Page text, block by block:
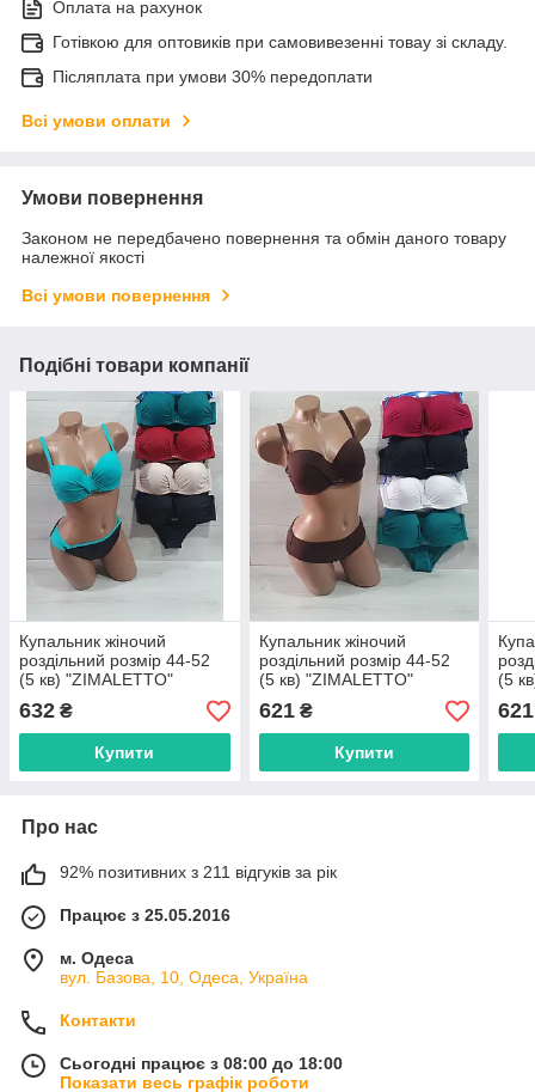
Оплата на рахунок
Готівкою для оптовиків при самовивезенні товау зі складу.
Післяплата при умови 30% передоплати
Всі умови оплати
Умови повернення
Законом не передбачено повернення та обмін даного товару
належної якості
Всі умови повернення
Подібні товари компанії
Купальник жіночий
роздільний розмір 44-52
(5 кв) "ZIMALETTO"
недорого від прямого
постачальника
632 ₴
Купити
Купальник жіночий
роздільний розмір 44-52
(5 кв) "ZIMALETTO"
недорого від прямого
постачальника
621₴
Купити
(5
621
Про нас
92% позитивних з 211 відгуків за рік
Працює з 25.05.2016
м. Одеса
вул. Базова, 10, Одеса, Україна
Контакти
Сьогодні працює з 08:00 до 18:00
Показати весь графік роботи